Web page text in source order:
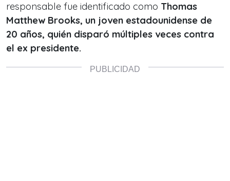
responsable fue identificado como Thomas
Matthew Brooks, un joven estadounidense de
20 años, quién disparó múltiples veces contra
el ex presidente.